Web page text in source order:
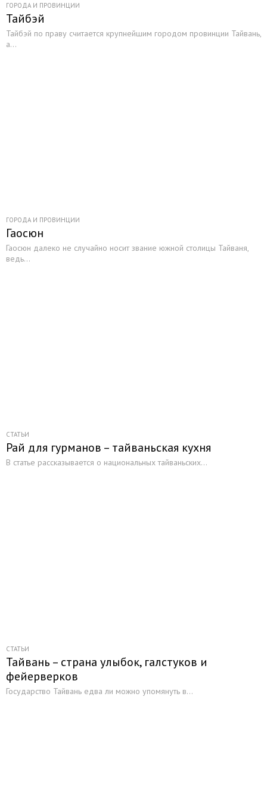
ГОРОДА И ПРОВИНЦИИ
Тайбэй
Тайбэй по праву считается крупнейшим городом провинции Тайвань,
а...
ГОРОДА И ПРОВИНЦИИ
Гаосюн
Гаосюн далеко не случайно носит звание южной столицы Тайваня,
ведь...
СТАТЬИ
Рай для гурманов – тайваньская кухня
В статье рассказывается о национальных тайваньских...
СТАТЬИ
Тайвань – страна улыбок, галстуков и
фейерверков
Государство Тайвань едва ли можно упомянуть в...